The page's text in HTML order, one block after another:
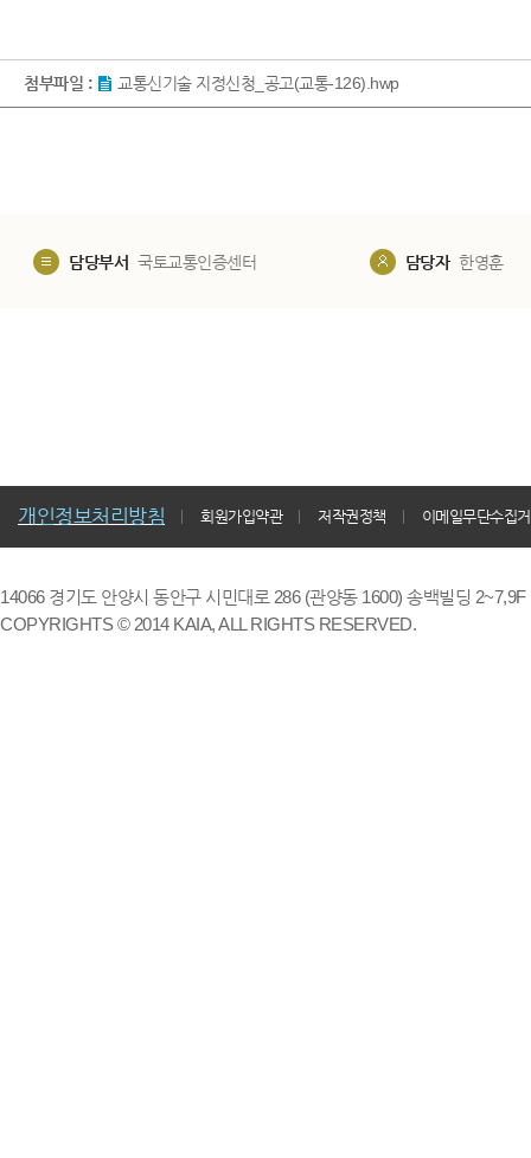
첨부파일 : 교통신기술 지정신청_공고(교통-126).hwp
담당부서 국토교통인증센터 담당자 한영훈
개인정보처리방침 회원가입약관 저작권정책 이메일무단수집
14066 경기도 안양시 동안구 시민대로 286 (관양동 1600) 송백빌딩
COPYRIGHTS © 2014 KAIA, ALL RIGHTS RESERVED.